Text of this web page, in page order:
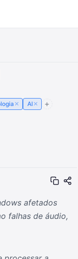
× AI×
afetados
falhas de áudio,